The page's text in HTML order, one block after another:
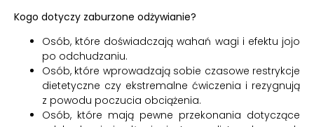
Kogo dotyczy zaburzone odżywianie?
Osób, które doświadczają wahań wagi i efektu jojo
po odchudzaniu.
Osób, które wprowadzają sobie czasowe restrykcje
dietetyczne czy ekstremalne ćwiczenia i rezygnują
z powodu poczucia obciążenia.
Osób, które mają pewne przekonania dotyczące